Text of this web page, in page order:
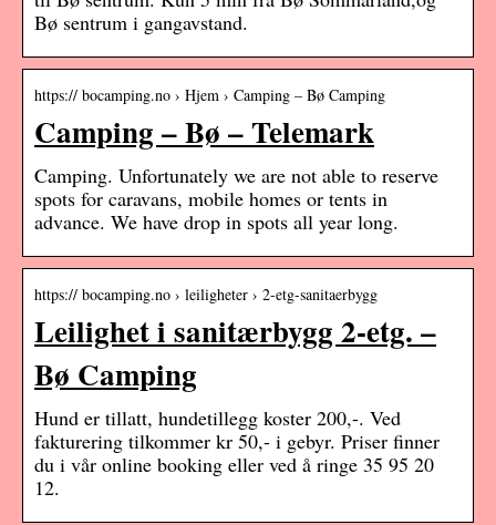
Bø sentrum i gangavstand.
https:// bocamping.no › Hjem › Camping – Bø Camping
Camping – Bø – Telemark
Camping. Unfortunately we are not able to reserve
spots for caravans, mobile homes or tents in
advance. We have drop in spots all year long.
https:// bocamping.no › leiligheter › 2-etg-sanitaerbygg
Leilighet i sanitærbygg 2-etg. –
Bø Camping
Hund er tillatt, hundetillegg koster 200,-. Ved
fakturering tilkommer kr 50,- i gebyr. Priser finner
du i vår online booking eller ved å ringe 35 95 20
12.